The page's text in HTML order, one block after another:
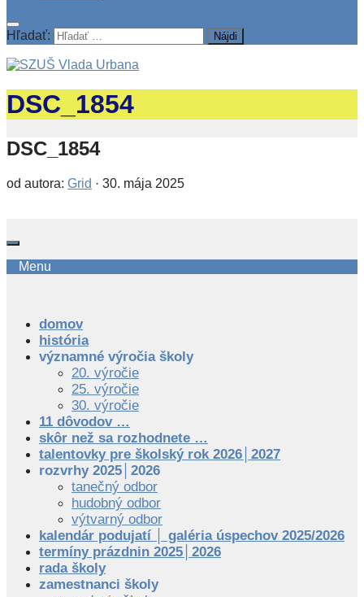
Hľadať:
DSC_1854
DSC_1854
od autora: Grid · 30. mája 2025
Menu
domov
história
významné výročia školy
20. výročie
25. výročie
30. výročie
11 dôvodov …
skôr než sa rozhodnete …
talentovky pre školský rok 2026│2027
rozvrhy 2025│2026
tanečný odbor
hudobný odbor
výtvarný odbor
kalendár podujatí │ galéria úspechov 2025/2026
termíny prázdnin 2025│2026
rada školy
zamestnanci školy